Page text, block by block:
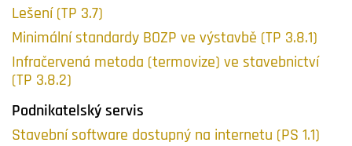
Lešení (TP 3.7)
Minimální standardy BOZP ve výstavbě (TP 3.8.1)
Infračervená metoda (termovize) ve stavebnictví
(TP 3.8.2)
Podnikatelský servis
Stavební software dostupný na internetu (PS 1.1)